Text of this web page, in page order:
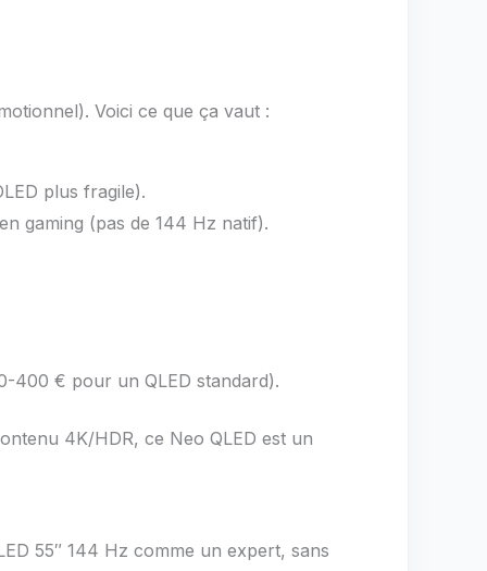
Voici ce que ça vaut :
plus fragile).
gaming (pas de 144 Hz natif).
400 € pour un QLED standard).
4K/HDR, ce Neo QLED est un
55″ 144 Hz comme un expert, sans